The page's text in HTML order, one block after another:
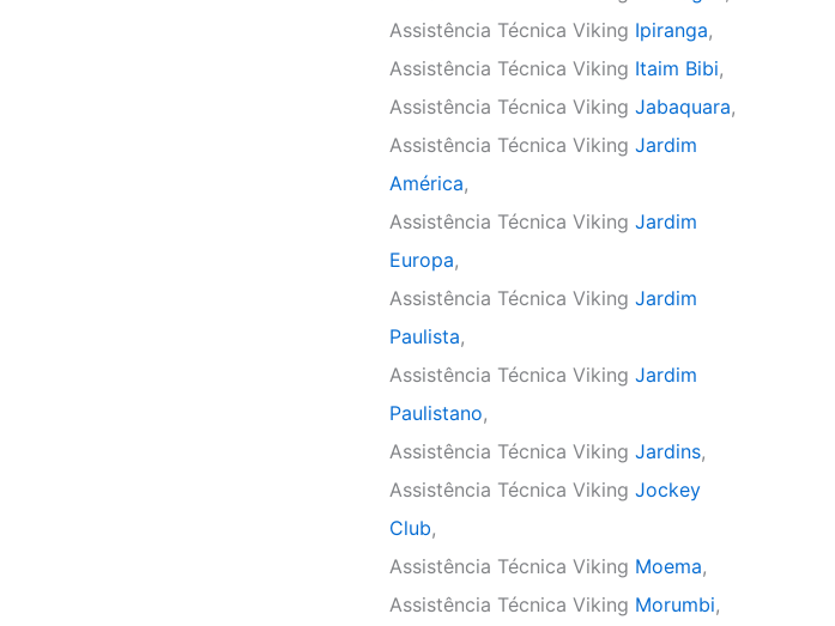
Assistência Técnica Viking Ipiranga,
Assistência Técnica Viking Itaim Bibi,
Assistência Técnica Viking Jabaquara,
Assistência Técnica Viking Jardim
América,
Assistência Técnica Viking Jardim
Europa,
Assistência Técnica Viking Jardim
Paulista,
Assistência Técnica Viking Jardim
Paulistano,
Assistência Técnica Viking Jardins,
Assistência Técnica Viking Jockey
Club,
Assistência Técnica Viking Moema,
Assistência Técnica Viking Morumbi,